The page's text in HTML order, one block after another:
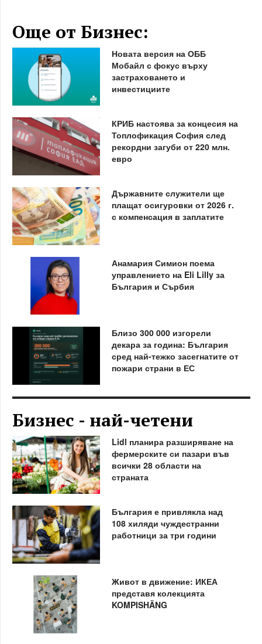
Още от Бизнес:
Новата версия на ОББ
Мобайл с фокус върху
застраховането и
инвестициите
КРИБ настоява за концесия на
Топлофикация София след
рекордни загуби от 220 млн.
евро
Държавните служители ще
плащат осигуровки от 2026 г.
с компенсация в заплатите
Анамария Симион поема
управлението на Eli Lilly за
България и Сърбия
Близо 300 000 изгорели
декара за година: България
сред най-тежко засегнатите от
пожари страни в ЕС
Бизнес - най-четени
Lidl планира разширяване на
фермерските си пазари във
всички 28 области на
страната
България е привлякла над
108 хиляди чуждестранни
работници за три години
Живот в движение: ИКЕА
представя колекцията
KOMPISHÄNG